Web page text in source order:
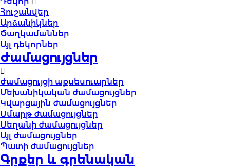
Հուշանվեր
Արձանիկներ
Ծաղկամաններ
Այլ դեկորներ
Ժամացույցներ
Ժամացույցի աքսեսուարներ
Մեխանիկական ժամացույցներ
Կվարցային ժամացույցներ
Սմարթ ժամացույցներ
Սեղանի ժամացույցներ
Այլ ժամացույցներ
Պատի ժամացույցներ
Գրքեր և գրենական